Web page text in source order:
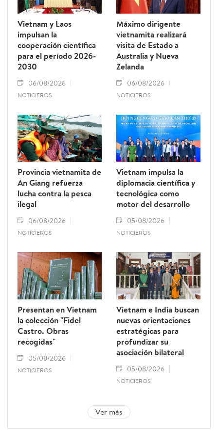
Vietnam y Laos
impulsan la
cooperación científica
para el período 2026-
2030
06/08/2026
NOTICIEROS
Máximo dirigente
vietnamita realizará
visita de Estado a
Australia y Nueva
Zelanda
06/08/2026
NOTICIEROS
Provincia vietnamita de
An Giang refuerza
lucha contra la pesca
ilegal
06/08/2026
NOTICIEROS
Vietnam impulsa la
diplomacia científica y
tecnológica como
motor del desarrollo
05/08/2026
NOTICIEROS
Presentan en Vietnam
la colección "Fidel
Castro. Obras
recogidas"
05/08/2026
NOTICIEROS
Vietnam e India buscan
nuevas orientaciones
estratégicas para
profundizar su
asociación bilateral
05/08/2026
NOTICIEROS
Ver más